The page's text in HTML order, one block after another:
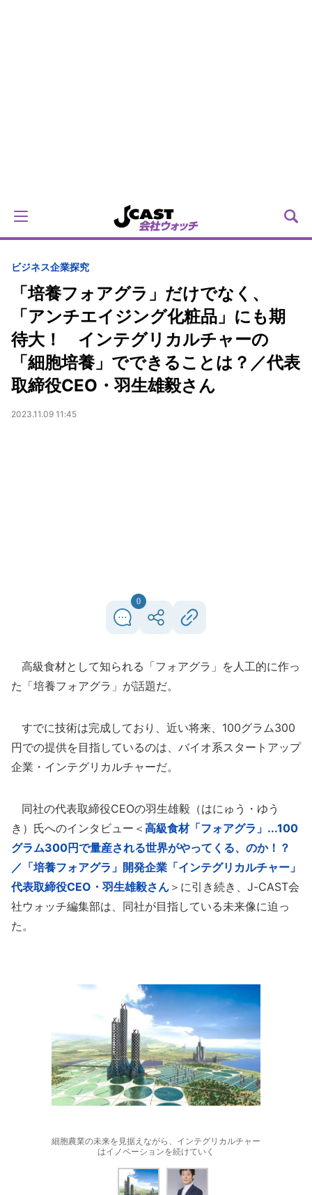
ビジネス企業探究
「培養フォアグラ」だけでなく、
「アンチエイジング化粧品」にも期
待大！ インテグリカルチャーの
「細胞培養」でできることは？／代表
取締役CEO・羽生雄毅さん
2023.11.09 11:45
0
高級食材として知られる「フォアグラ」を人工的に作っ
た「培養フォアグラ」が話題だ。
すでに技術は完成しており、近い将来、100グラム300
円での提供を目指しているのは、バイオ系スタートアップ
企業・インテグリカルチャーだ。
同社の代表取締役CEOの羽生雄毅（はにゅう・ゆう
き）氏へのインタビュー＜ 高級食材「フォアグラ」...100
グラム300円で量産される世界がやってくる、のか！？
／「培養フォアグラ」開発企業「インテグリカルチャー」
代表取締役CEO・羽生雄毅さん ＞に引き続き、J-CAST会
社ウォッチ編集部は、同社が目指している未来像に迫っ
た。
細胞農業の未来を見据えながら、インテグリカルチャー
はイノベーションを続けていく